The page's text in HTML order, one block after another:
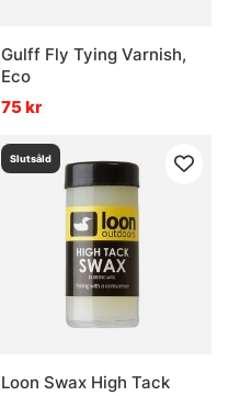
Gulff Fly Tying Varnish,
Eco
75 kr
Slutsåld
Loon Swax High Tack